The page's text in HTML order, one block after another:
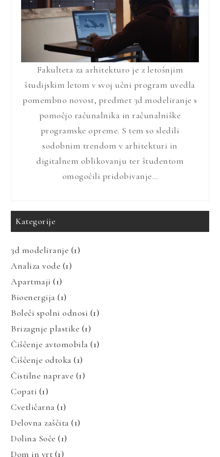
Fakulteta za arhitekturo je z letošnjim
študijskim letom v svoj učni program uvedla
pomembno novost, predmet 3d modeliranje s
pomočjo računalnika in računalniške
programske opreme. S tem so sledili
sodobnim trendom v arhitekturi in
digitalnem oblikovanju ter študentom
omogočili pridobivanje…
Kategorije
3d modeliranje (1)
Analiza vode (1)
Apartmaji (1)
Bioenergija (1)
Boleči spolni odnosi (1)
Brizagnje plastike (1)
Čiščenje avtomobila (1)
Čiščenje odtoka (1)
Čistilne naprave (1)
Copati (1)
Cvetličarna (1)
Delovna zaščita (1)
Dolina Soče (1)
Dom in vrt (1)